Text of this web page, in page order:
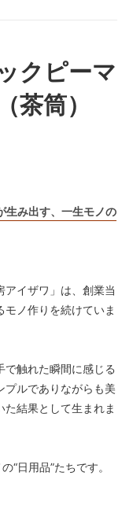
クピーマ
茶筒）
生み出す、一生モノの
アイザワ」は、創業当
ノ作りを続けていま
触れた瞬間に感じる
プルでありながらも美
た結果として生まれま
“日用品”たちです。